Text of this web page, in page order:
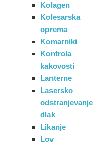
Kolagen
Kolesarska
oprema
Komarniki
Kontrola
kakovosti
Lanterne
Lasersko
odstranjevanje
dlak
Likanje
Lov